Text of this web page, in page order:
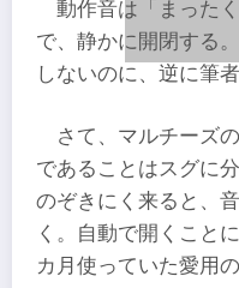
動作音は「まった
で、静かに開閉する
しないのに、逆に筆
さて、マルチーズ
であることはスグに
のぞきにく来ると、
く。自動で開くこと
カ月使っていた愛用